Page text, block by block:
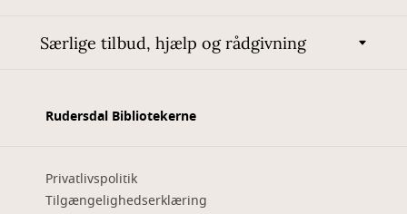
Særlige tilbud, hjælp og rådgivning
Rudersdal Bibliotekerne
Privatlivspolitik
Tilgængelighedserklæring